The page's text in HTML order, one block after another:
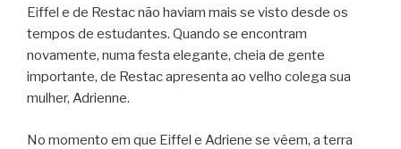
Eiffel e de Restac não haviam mais se visto desde os
tempos de estudantes. Quando se encontram
novamente, numa festa elegante, cheia de gente
importante, de Restac apresenta ao velho colega sua
mulher, Adrienne.
No momento em que Eiffel e Adriene se vêem, a terra